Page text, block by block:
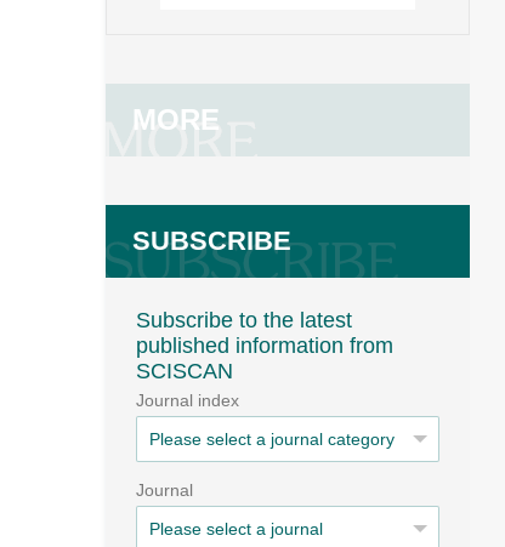
MORE
SUBSCRIBE
Subscribe to the latest
published information from
SCISCAN
Journal index
Journal